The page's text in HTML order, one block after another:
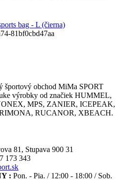
bag - L (čierna)
81bf0cbd47aa
športový obchod MiMa SPORT
výrobky od značiek HUMMEL,
MPS, ZANIER, ICEPEAK,
RUCANOR, XBEACH.
81, Stupava 900 31
173 343
: Pon. - Pia. / 12:00 - 18:00 / Sob.